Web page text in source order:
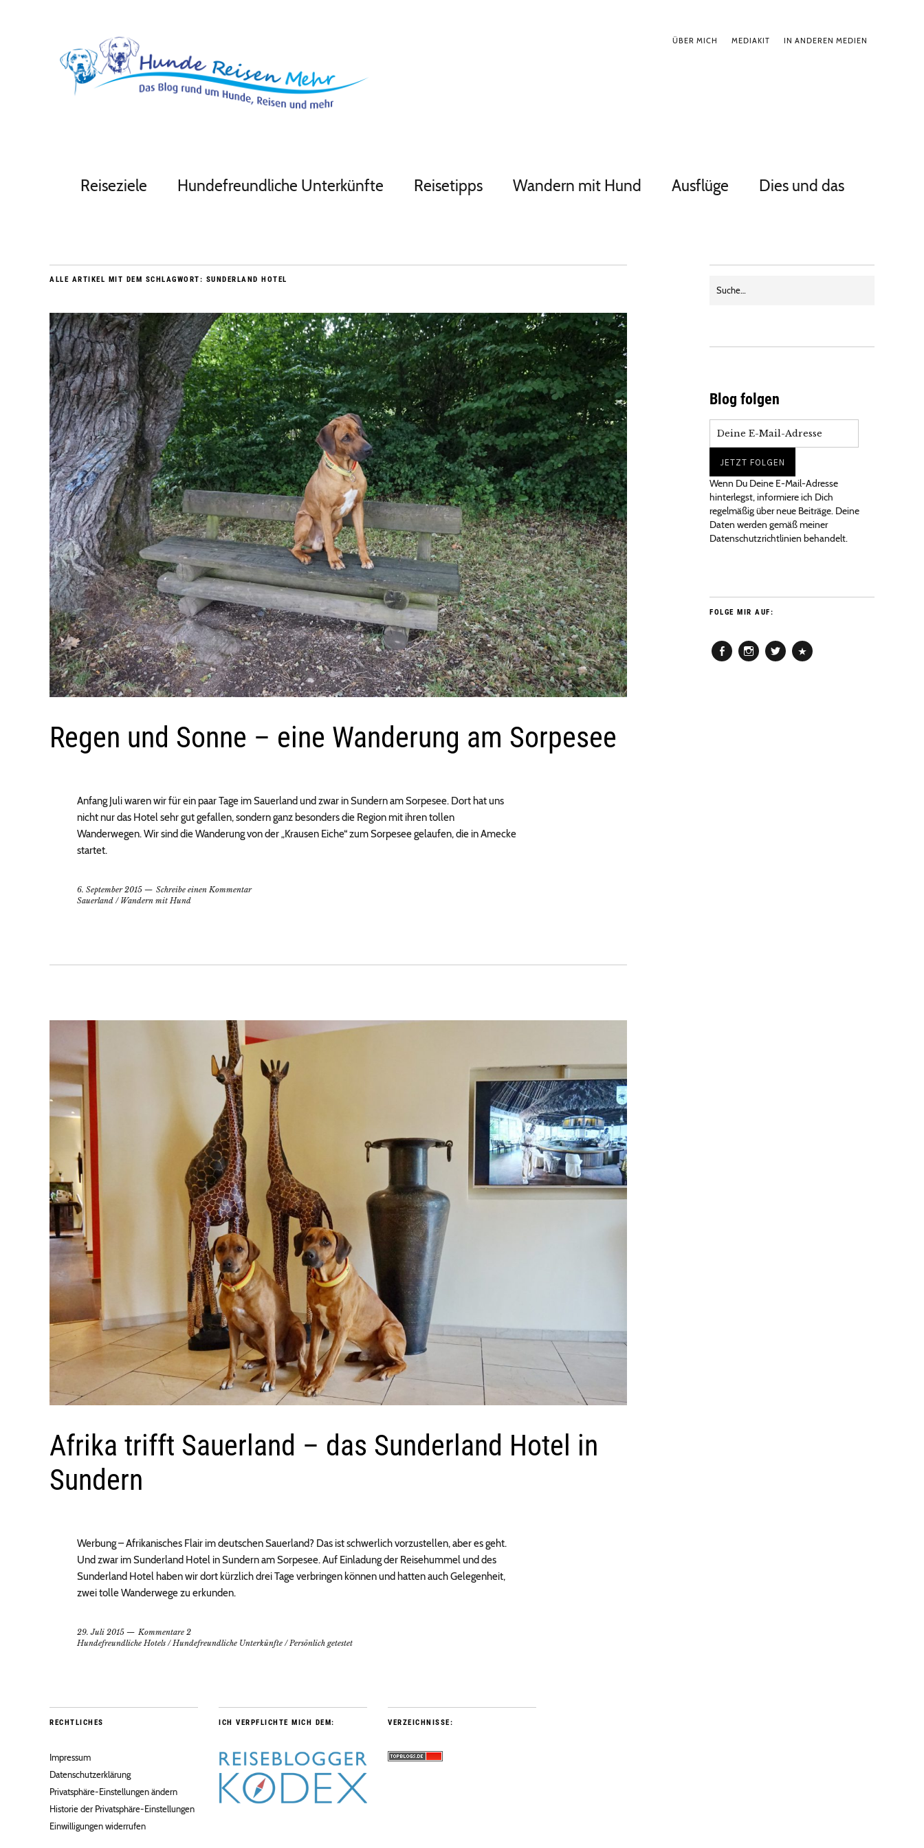
ÜBER MICH MEDIAKIT IN ANDEREN MEDIEN
Reiseziele Hundefreundliche Unterkünfte Reisetipps Wandern mit Hund Ausflüge Dies und das
ALLE ARTIKEL MIT DEM SCHLAGWORT: SUNDERLAND HOTEL
Regen und Sonne – eine Wanderung am Sorpesee
Anfang Juli waren wir für ein paar Tage im Sauerland und zwar in Sundern am Sorpesee. Dort hat uns
nicht nur das Hotel sehr gut gefallen, sondern ganz besonders die Region mit ihren tollen
Wanderwegen. Wir sind die Wanderung von der „Krausen Eiche“ zum Sorpesee gelaufen, die in Amecke
startet.
6. September 2015
Schreibe einen Kommentar
Sauerland / Wandern mit Hund
Afrika trifft Sauerland – das Sunderland Hotel in
Sundern
Werbung – Afrikanisches Flair im deutschen Sauerland? Das ist schwerlich vorzustellen, aber es geht.
Und zwar im Sunderland Hotel in Sundern am Sorpesee. Auf Einladung der Reisehummel und des
Sunderland Hotel haben wir dort kürzlich drei Tage verbringen können und hatten auch Gelegenheit,
zwei tolle Wanderwege zu erkunden.
29. Juli 2015
Kommentare 2
Hundefreundliche Hotels / Hundefreundliche Unterkünfte / Persönlich getestet
Blog folgen
Wenn Du Deine E-Mail-Adresse
hinterlegst, informiere ich Dich
regelmäßig über neue Beiträge. Deine
Daten werden gemäß meiner
Datenschutzrichtlinien behandelt.
FOLGE MIR AUF:
RECHTLICHES
Impressum
Datenschutzerklärung
Privatsphäre-Einstellungen ändern
Historie der Privatsphäre-Einstellungen
Einwilligungen widerrufen
ICH VERPFLICHTE MICH DEM: VERZEICHNISSE: